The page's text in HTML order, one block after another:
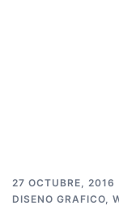
27 OCTUBRE, 2016
DISENO GRAFICO